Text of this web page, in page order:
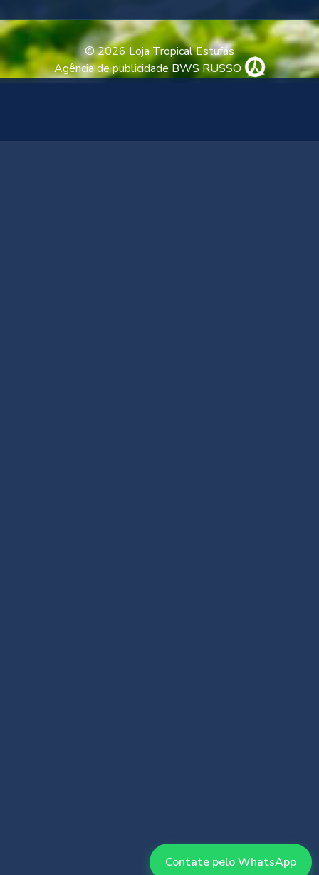
© 2026 Loja Tropical Estufas
Agência de publicidade BWS RUSSO
Contate pelo WhatsApp